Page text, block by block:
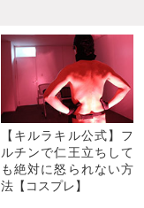
【キルラキル公式】フ
ルチンで仁王立ちして
も絶対に怒られない方
法【コスプレ】